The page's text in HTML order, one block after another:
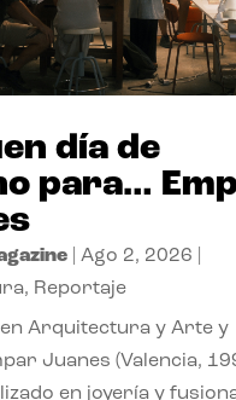
día de
para…
| Ago 2, 2026
, Reportaje
Arquitectura y Arte y
Juanes (Valencia,
en joyería y